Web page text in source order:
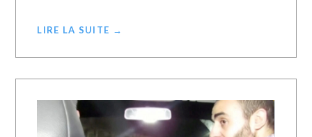
LIRE LA SUITE →